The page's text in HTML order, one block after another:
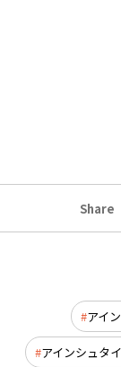
Share
アイ
アインシュタ